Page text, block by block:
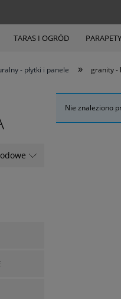
TARAS I OGRÓD
- płytki i panele » granity -
Nie znaleziono